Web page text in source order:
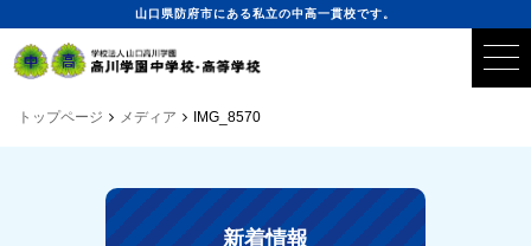
山口県防府市にある私立の中高一貫校です。
トップページ メディア IMG_8570
新着情報